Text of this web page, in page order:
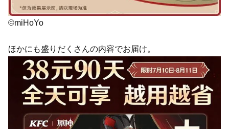
©miHoYo
ほかにも盛りだくさんの内容でお届け。